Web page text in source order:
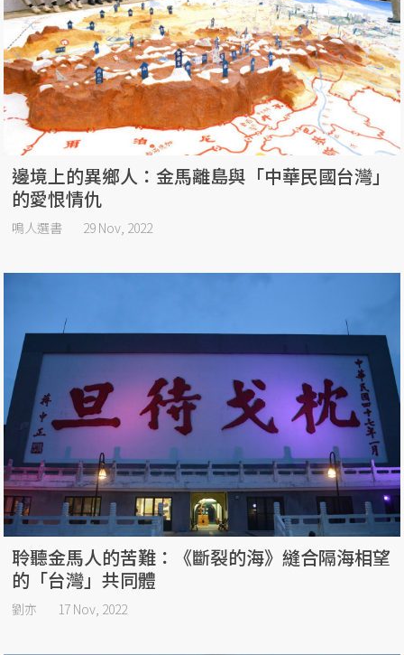
邊境上的異鄉人：金馬離島與「中華民國台灣」
的愛恨情仇
鳴人選書 29 Nov, 2022
聆聽金馬人的苦難：《斷裂的海》縫合隔海相望
的「台灣」共同體
劉亦 17 Nov, 2022